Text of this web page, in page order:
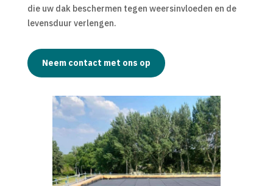
die uw dak beschermen tegen weersinvloeden en de
levensduur verlengen.
Neem contact met ons op